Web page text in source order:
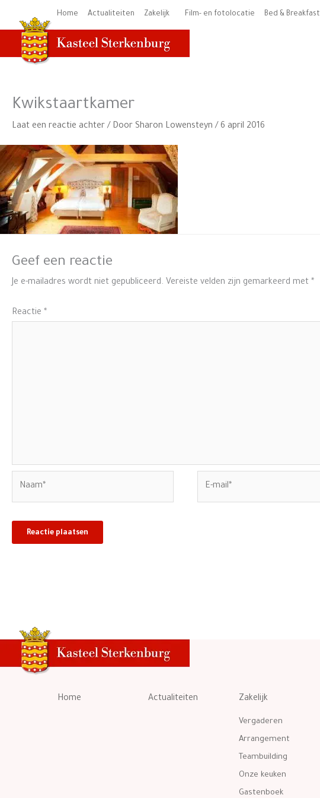
inhoud
Home Actualiteiten Zakelijk Film- en fotolocatie Bed & Breakfast
Kwikstaartkamer
Laat een reactie achter / Door Sharon Lowensteyn / 6 april 2016
Geef een reactie
Je e-mailadres wordt niet gepubliceerd. Vereiste velden zijn gemarkeerd met *
Reactie *
Home Actualiteiten Zakelijk
Vergaderen
Arrangement
Teambuilding
Onze keuken
Gastenboek